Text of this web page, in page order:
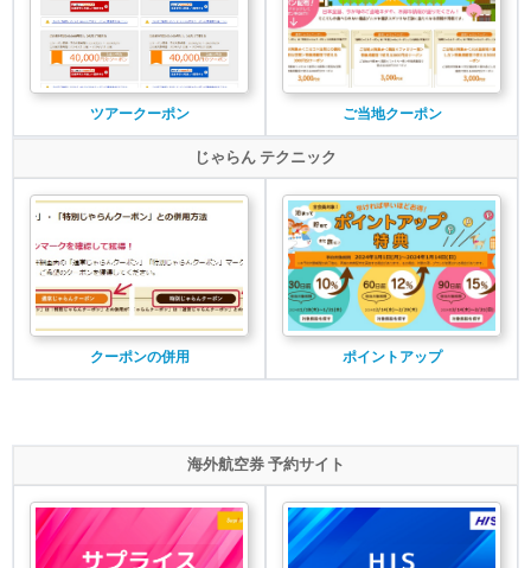
ツアークーポン ご当地クーポン
じゃらん テクニック
クーポンの併用 ポイントアップ
海外航空券 予約サイト